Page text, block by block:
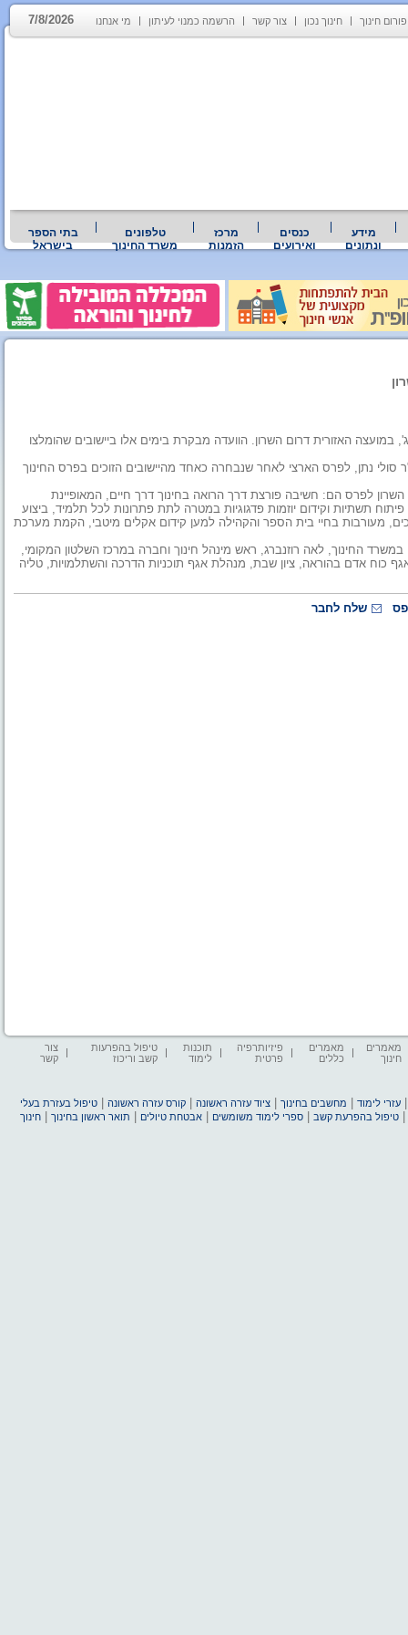
פורום חינוך חינוך נכון צור קשר הרשמה כמנוי לעיתון מי אנחנו 7/8/2026
מידע
ונתונים
כנסים
ואירועים
מרכז
הזמנות
טלפונים
משרד החינוך
בתי הספר
בישראל
האזורית דרום השרון. הוועדה מבקרת בימים אלו ביישובים שהומלצו
סולי נתן, לפרס הארצי לאחר שנבחרה כאחד מהיישובים הזוכים בפרס החינוך
לפרס הם: חשיבה פורצת דרך הרואה בחינוך דרך חיים, המאופיינת
תשתיות וקידום יוזמות פדגוגיות במטרה לתת פתרונות לכל תלמיד, ביצוע
מעורבות בחיי בית הספר והקהילה למען קידום אקלים מיטבי, הקמת מערכת
החינוך, לאה רוזנברג, ראש מינהל חינוך וחברה במרכז השלטון המקומי,
כוח אדם בהוראה, ציון שבת, מנהלת אגף תוכניות הדרכה והשתלמויות, טליה
שלח לחבר
מאמרים
חינוך
מאמרים
כללים
פיזיותרפיה
פרטית
תוכנות
לימוד
טיפול בהפרעות
קשב וריכוז
צור
קשר
עזרי לימוד מחשבים בחינוך |ציוד עזרה ראשונה |קורס עזרה ראשונה |טיפול בעזרת בעלי
|טיפול בהפרעת קשב |ספרי לימוד משומשים |אבטחת טיולים תואר ראשון בחינוך |חינוך